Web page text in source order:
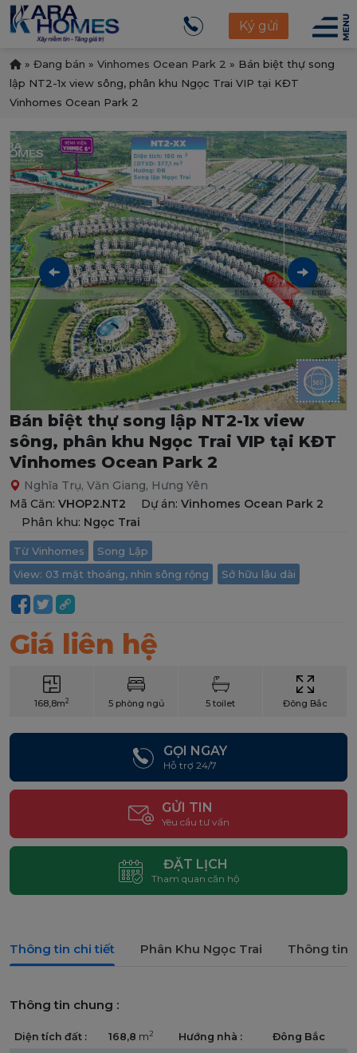
Ký gửi
» Đang bán » Vinhomes Ocean Park 2 » Bán biệt thự song
lập NT2-1x view sông, phân khu Ngọc Trai VIP tại KĐT
Vinhomes Ocean Park 2
Bán biệt thự song lập NT2-1x view
sông, phân khu Ngọc Trai VIP tại KĐT
Vinhomes Ocean Park 2
Nghĩa Trụ, Văn Giang, Hưng Yên
Mã Căn: VHOP2.NT2 Dự án: Vinhomes Ocean Park 2
Phân khu: Ngọc Trai
Từ Vinhomes
Song Lập
View: 03 mặt thoáng, nhìn sông rộng
Sở hữu lâu dài
Giá liên hệ
168,8m2 5 phòng ngủ 5 toilet Đông Bắc
GỌI NGAY
Hỗ trợ 24/7
GỬI TIN
Yêu cầu tư vấn
ĐẶT LỊCH
Tham quan căn hộ
Thông tin chi tiết Phân Khu Ngọc Trai Thông tin
Thông tin chung :
Diện tích đất : 168,8 m2 Hướng nhà : Đông Bắc